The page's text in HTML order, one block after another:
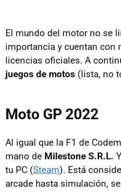
El mundo del motor no se
importancia y cuentan con
licencias oficiales. A
juegos de motos (lista, no
Moto GP 2022
Al igual que la F1 de
mano de Milestone S.R.L.
tu PC (Steam). Está
arcade hasta simulación,